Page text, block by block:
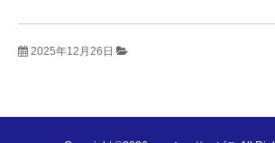
2025年12月26日